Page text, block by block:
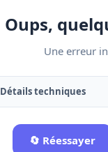
Oups,
Une erreur
Détails techniques
🔄 Réessayer